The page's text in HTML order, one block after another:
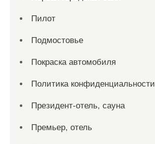
Пилот
Подмостовье
Покраска автомобиля
Политика конфиденциальности
Президент-отель, сауна
Премьер, отель